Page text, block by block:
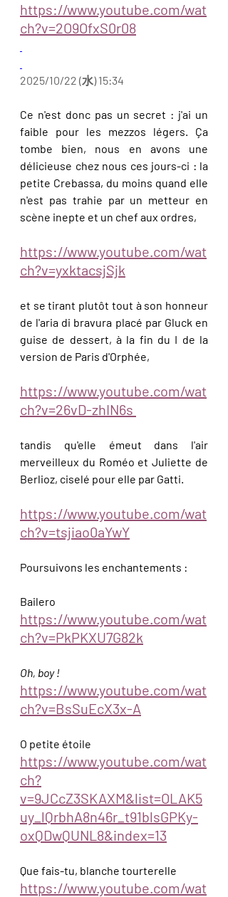
https://www.youtube.com/wat
ch?v=2O9OfxS0r08
2025/10/22 (水) 15:34
Ce n'est donc pas un secret : j'ai un
faible pour les mezzos légers. Ça
tombe bien, nous en avons une
délicieuse chez nous ces jours-ci : la
petite Crebassa, du moins quand elle
n'est pas trahie par un metteur en
scène inepte et un chef aux ordres,
https://www.youtube.com/wat
ch?v=yxktacsjSjk
et se tirant plutôt tout à son honneur
de l'aria di bravura placé par Gluck en
guise de dessert, à la fin du I de la
version de Paris d'Orphée,
https://www.youtube.com/wat
ch?v=26vD-zhIN6s
tandis qu'elle émeut dans l'air
merveilleux du Roméo et Juliette de
Berlioz, ciselé pour elle par Gatti.
https://www.youtube.com/wat
ch?v=tsjiao0aYwY
Poursuivons les enchantements :
Bailero
https://www.youtube.com/wat
ch?v=PkPKXU7G82k
Oh, boy !
https://www.youtube.com/wat
ch?v=BsSuEcX3x-A
O petite étoile
https://www.youtube.com/wat
ch?
v=9JCcZ3SKAXM&list=OLAK5
uy_lQrbhA8n46r_t91blsGPKy-
oxQDwQUNL8&index=13
Que fais-tu, blanche tourterelle
https://www.youtube.com/wat